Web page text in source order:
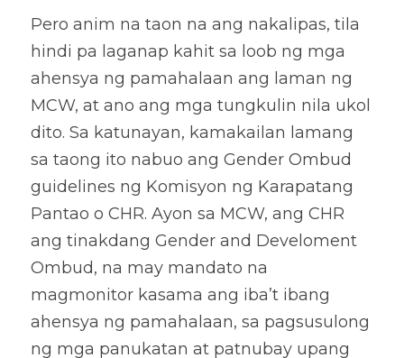
Pero anim na taon na ang nakalipas, tila
hindi pa laganap kahit sa loob ng mga
ahensya ng pamahalaan ang laman ng
MCW, at ano ang mga tungkulin nila ukol
dito. Sa katunayan, kamakailan lamang
sa taong ito nabuo ang Gender Ombud
guidelines ng Komisyon ng Karapatang
Pantao o CHR. Ayon sa MCW, ang CHR
ang tinakdang Gender and Develoment
Ombud, na may mandato na
magmonitor kasama ang iba’t ibang
ahensya ng pamahalaan, sa pagsusulong
ng mga panukatan at patnubay upang